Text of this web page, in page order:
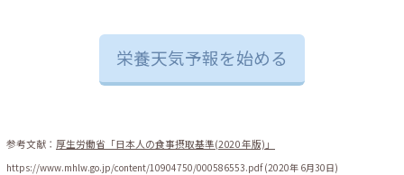
栄養天気予報を始める
参考文献： 厚生労働省「日本人の食事摂取基準(2020 年版)」
https://www.mhlw.go.jp/content/10904750/000586553.pdf (2020年 6月30日)